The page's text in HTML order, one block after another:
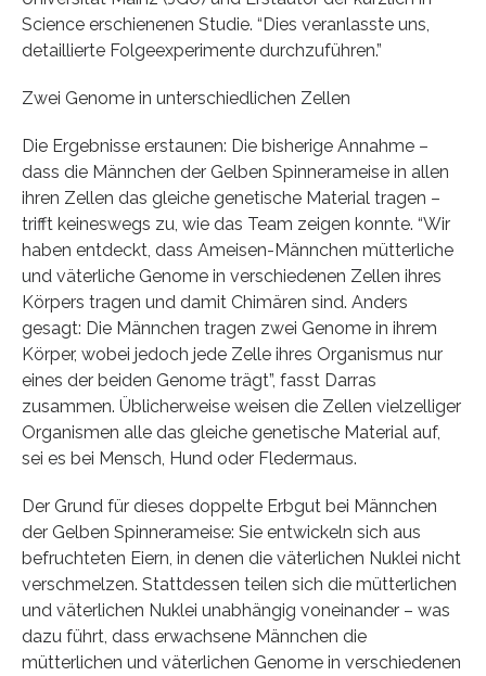
Science erschienenen Studie. “Dies veranlasste uns,
detaillierte Folgeexperimente durchzuführen.”
Zwei Genome in unterschiedlichen Zellen
Die Ergebnisse erstaunen: Die bisherige Annahme –
dass die Männchen der Gelben Spinnerameise in allen
ihren Zellen das gleiche genetische Material tragen –
trifft keineswegs zu, wie das Team zeigen konnte. “Wir
haben entdeckt, dass Ameisen-Männchen mütterliche
und väterliche Genome in verschiedenen Zellen ihres
Körpers tragen und damit Chimären sind. Anders
gesagt: Die Männchen tragen zwei Genome in ihrem
Körper, wobei jedoch jede Zelle ihres Organismus nur
eines der beiden Genome trägt”, fasst Darras
zusammen. Üblicherweise weisen die Zellen vielzelliger
Organismen alle das gleiche genetische Material auf,
sei es bei Mensch, Hund oder Fledermaus.
Der Grund für dieses doppelte Erbgut bei Männchen
der Gelben Spinnerameise: Sie entwickeln sich aus
befruchteten Eiern, in denen die väterlichen Nuklei nicht
verschmelzen. Stattdessen teilen sich die mütterlichen
und väterlichen Nuklei unabhängig voneinander – was
dazu führt, dass erwachsene Männchen die
mütterlichen und väterlichen Genome in verschiedenen